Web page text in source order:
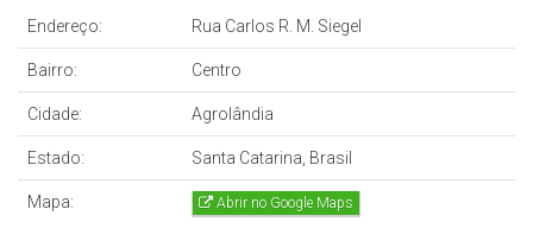
Endereço: Rua Carlos R. M. Siegel
Bairro: Centro
Cidade: Agrolândia
Estado: Santa Catarina, Brasil
Mapa: Abrir no Google Maps